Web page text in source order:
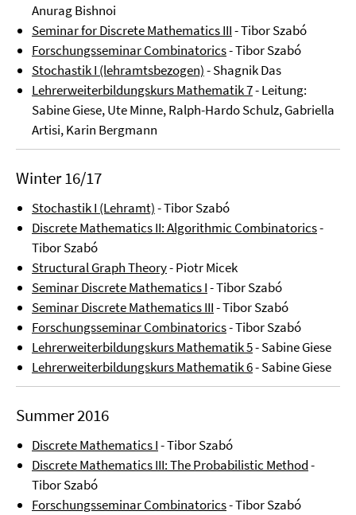
Anurag Bishnoi
Seminar for Discrete Mathematics III- Tibor Szabó
Forschungsseminar Combinatorics- Tibor Szabó
Stochastik I (lehramtsbezogen)- Shagnik Das
Lehrerweiterbildungskurs Mathematik 7- Leitung:
Sabine Giese, Ute Minne, Ralph-Hardo Schulz, Gabriella
Artisi, Karin Bergmann
Winter 16/17
Stochastik I (Lehramt)- Tibor Szabó
Discrete Mathematics II: Algorithmic Combinatorics-
Tibor Szabó
Structural Graph Theory- Piotr Micek
Seminar Discrete Mathematics I- Tibor Szabó
Seminar Discrete Mathematics III- Tibor Szabó
Forschungsseminar Combinatorics- Tibor Szabó
Lehrerweiterbildungskurs Mathematik 5- Sabine Giese
Lehrerweiterbildungskurs Mathematik 6- Sabine Giese
Summer 2016
Discrete Mathematics I- Tibor Szabó
Discrete Mathematics III: The Probabilistic Method-
Tibor Szabó
Forschungsseminar Combinatorics- Tibor Szabó